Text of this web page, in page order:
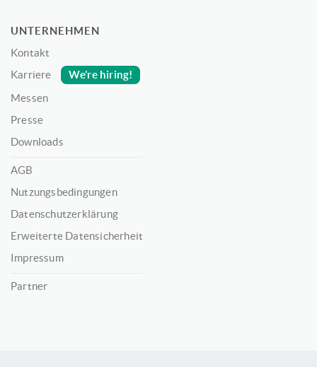
UNTERNEHMEN
Kontakt
Karriere
We’re hiring!
Messen
Presse
Downloads
AGB
Nutzungsbedingungen
Datenschutzerklärung
Erweiterte Datensicherheit
Impressum
Partner